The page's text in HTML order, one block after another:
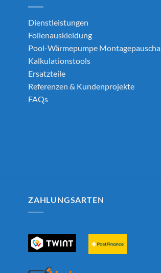
Dienstleistungen
Folienauskleidung
Pool-Wärmepumpe
Kalkulationstools
Ersatzteile
Referenzen & Kundenprojekte
FAQs
ZAHLUNGSARTEN